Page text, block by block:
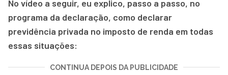
No vídeo a seguir, eu explico, passo a passo, no
programa da declaração, como declarar
previdência privada no imposto de renda em todas
essas situações:
CONTINUA DEPOIS DA PUBLICIDADE